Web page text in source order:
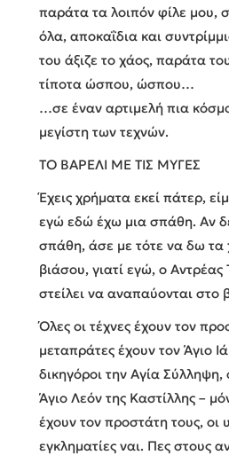
παράτα τα λοιπόν φίλε μου,
όλα, αποκαΐδια και
του άξιζε το χάος, παράτα
τίποτα ώσπου, ώσπου…
…σε έναν αρτιμελή πια
μεγίστη των τεχνών.
ΤΟ ΒΑΡΕΛΙ ΜΕ ΤΙΣ ΜΥΓΕΣ
Έχεις χρήματα εκεί πάτερ,
εγώ εδώ έχω μια σπάθη. Αν
σπάθη, άσε με τότε να δω τα
βιάσου, γιατί εγώ, ο
στείλει να αναπαύονται στο
Όλες οι τέχνες έχουν τον
μεταπράτες έχουν τον Άγιο
δικηγόροι την Αγία Σύλληψη,
Άγιο Λεόν της Καστίλλης –
έχουν τον προστάτη τους, οι
εγκληματίες ναι. Πες στους